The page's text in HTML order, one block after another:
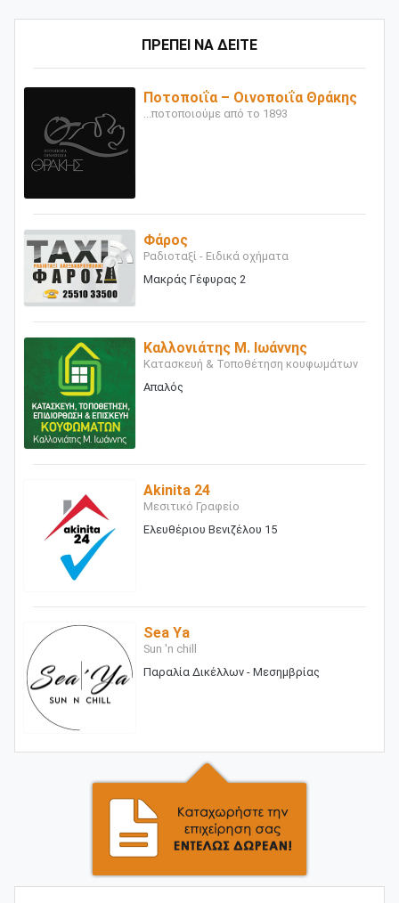
ΠΡΕΠΕΙ ΝΑ ΔΕΙΤΕ
Ποτοποιΐα – Οινοποιΐα Θράκης
...ποτοποιούμε από το 1893
Φάρος
Ραδιοταξί - Ειδικά οχήματα
Μακράς Γέφυρας 2
Καλλονιάτης Μ. Ιωάννης
Κατασκευή & Τοποθέτηση κουφωμάτων
Απαλός
Akinita 24
Μεσιτικό Γραφείο
Ελευθέριου Βενιζέλου 15
Sea Ya
Sun 'n chill
Παραλία Δικέλλων - Μεσημβρίας